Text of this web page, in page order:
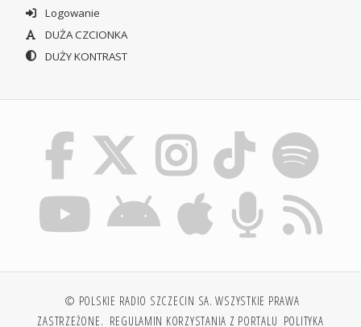
Logowanie
DUŻA CZCIONKA
DUŻY KONTRAST
© POLSKIE RADIO SZCZECIN SA. WSZYSTKIE PRAWA
ZASTRZEŻONE. REGULAMIN KORZYSTANIA Z PORTALU POLITYKA